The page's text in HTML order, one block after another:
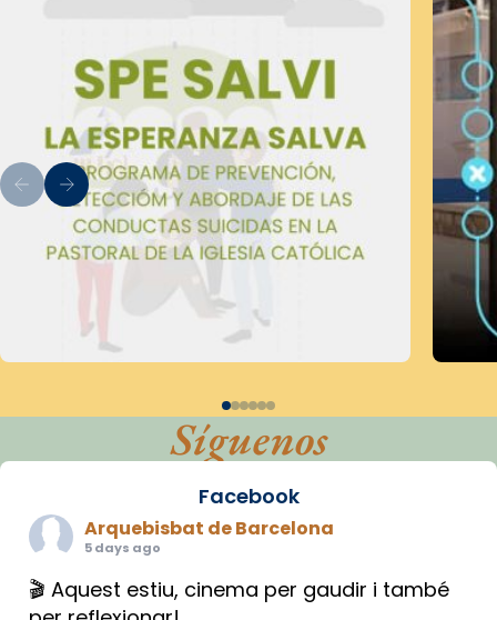
Síguenos
Facebook
Arquebisbat de Barcelona
5 days ago
🎬 Aquest estiu, cinema per gaudir i també